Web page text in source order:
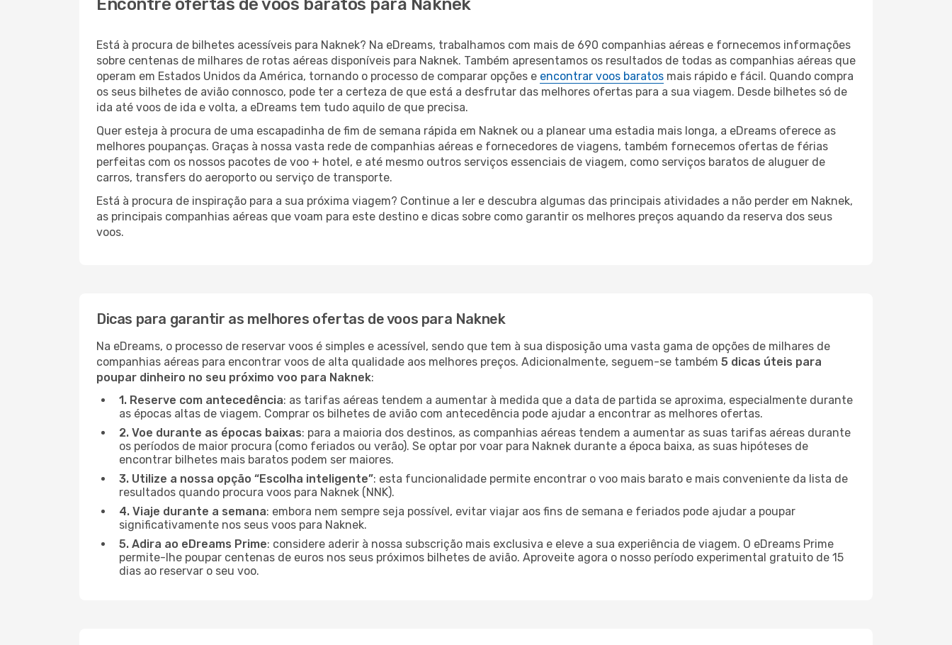
Encontre ofertas de voos baratos para Naknek
Está à procura de bilhetes acessíveis para Naknek? Na eDreams, trabalhamos com mais de 690 companhias aéreas e fornecemos informações
sobre centenas de milhares de rotas aéreas disponíveis para Naknek. Também apresentamos os resultados de todas as companhias aéreas que
operam em Estados Unidos da América, tornando o processo de comparar opções e encontrar voos baratos mais rápido e fácil. Quando compra
os seus bilhetes de avião connosco, pode ter a certeza de que está a desfrutar das melhores ofertas para a sua viagem. Desde bilhetes só de
ida até voos de ida e volta, a eDreams tem tudo aquilo de que precisa.
Quer esteja à procura de uma escapadinha de fim de semana rápida em Naknek ou a planear uma estadia mais longa, a eDreams oferece as
melhores poupanças. Graças à nossa vasta rede de companhias aéreas e fornecedores de viagens, também fornecemos ofertas de férias
perfeitas com os nossos pacotes de voo + hotel, e até mesmo outros serviços essenciais de viagem, como serviços baratos de aluguer de
carros, transfers do aeroporto ou serviço de transporte.
Está à procura de inspiração para a sua próxima viagem? Continue a ler e descubra algumas das principais atividades a não perder em Naknek,
as principais companhias aéreas que voam para este destino e dicas sobre como garantir os melhores preços aquando da reserva dos seus
voos.
Dicas para garantir as melhores ofertas de voos para Naknek
Na eDreams, o processo de reservar voos é simples e acessível, sendo que tem à sua disposição uma vasta gama de opções de milhares de
companhias aéreas para encontrar voos de alta qualidade aos melhores preços. Adicionalmente, seguem-se também 5 dicas úteis para
poupar dinheiro no seu próximo voo para Naknek:
1. Reserve com antecedência: as tarifas aéreas tendem a aumentar à medida que a data de partida se aproxima, especialmente durante
as épocas altas de viagem. Comprar os bilhetes de avião com antecedência pode ajudar a encontrar as melhores ofertas.
2. Voe durante as épocas baixas: para a maioria dos destinos, as companhias aéreas tendem a aumentar as suas tarifas aéreas durante
os períodos de maior procura (como feriados ou verão). Se optar por voar para Naknek durante a época baixa, as suas hipóteses de
encontrar bilhetes mais baratos podem ser maiores.
3. Utilize a nossa opção “Escolha inteligente”: esta funcionalidade permite encontrar o voo mais barato e mais conveniente da lista de
resultados quando procura voos para Naknek (NNK).
4. Viaje durante a semana: embora nem sempre seja possível, evitar viajar aos fins de semana e feriados pode ajudar a poupar
significativamente nos seus voos para Naknek.
5. Adira ao eDreams Prime: considere aderir à nossa subscrição mais exclusiva e eleve a sua experiência de viagem. O eDreams Prime
permite-lhe poupar centenas de euros nos seus próximos bilhetes de avião. Aproveite agora o nosso período experimental gratuito de 15
dias ao reservar o seu voo.